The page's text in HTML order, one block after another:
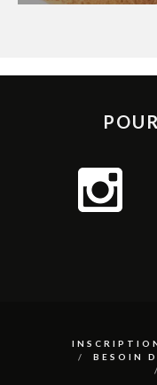
BESOIN